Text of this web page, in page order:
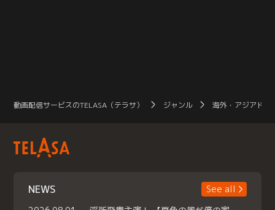
動画配信サービスのTELASA（テラサ） ジャンル 海外・アジアドラ
NEWS
See all